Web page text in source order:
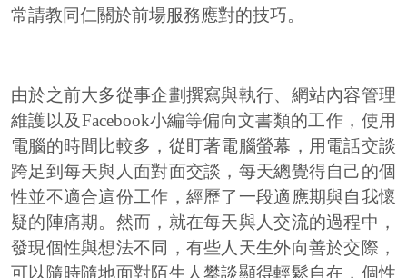
常請教同仁關於前場服務應對的技巧。
由於之前大多從事企劃撰寫與執行、網站內容管理
維護以及Facebook小編等偏向文書類的工作，使用
電腦的時間比較多，從盯著電腦螢幕，用電話交談
跨足到每天與人面對面交談，每天總覺得自己的個
性並不適合這份工作，經歷了一段適應期與自我懷
疑的陣痛期。然而，就在每天與人交流的過程中，
發現個性與想法不同，有些人天生外向善於交際，
可以隨時隨地面對陌生人攀談顯得輕鬆自在，個性